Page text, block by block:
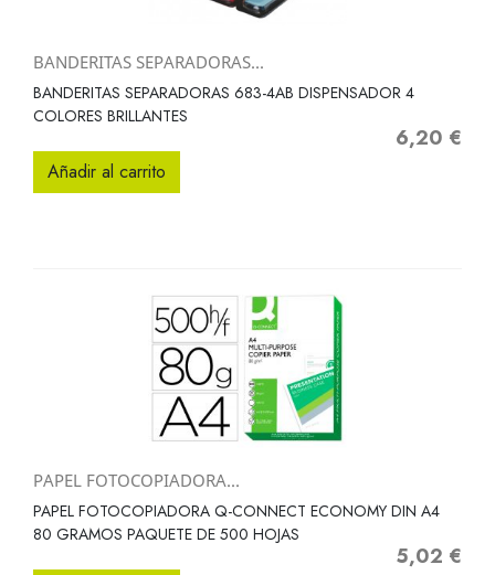
BANDERITAS SEPARADORAS...
BANDERITAS SEPARADORAS 683-4AB DISPENSADOR 4
COLORES BRILLANTES
Precio
6,20 €
Añadir al carrito
PAPEL FOTOCOPIADORA...
PAPEL FOTOCOPIADORA Q-CONNECT ECONOMY DIN A4
80 GRAMOS PAQUETE DE 500 HOJAS
Precio
5,02 €